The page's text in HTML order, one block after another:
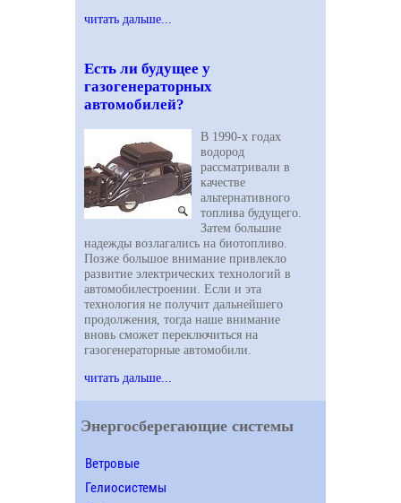
читать дальше...
Есть ли будущее у
газогенераторных
автомобилей?
В 1990-х годах
водород
рассматривали в
качестве
альтернативного
топлива будущего.
Затем большие
надежды возлагались на биотопливо.
Позже большое внимание привлекло
развитие электрических технологий в
автомобилестроении. Если и эта
технология не получит дальнейшего
продолжения, тогда наше внимание
вновь сможет переключиться на
газогенераторные автомобили.
читать дальше...
Энергосберегающие системы
Ветровые
Гелиосистемы